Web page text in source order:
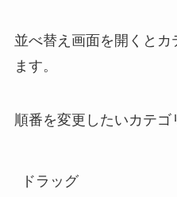
並べ替え画面を開くと
ます。
順番を変更したいカテゴ
ドラッグ